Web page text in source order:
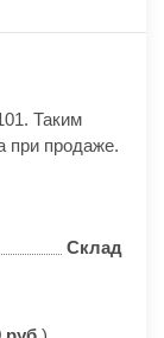
Таким
при продаже.
Склад